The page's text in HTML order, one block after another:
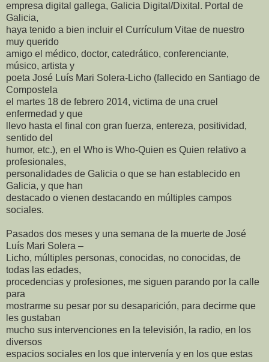
empresa digital gallega, Galicia Digital/Dixital. Portal de
Galicia,
haya tenido a bien incluir el Currículum Vitae de nuestro
muy querido
amigo el médico, doctor, catedrático, conferenciante,
músico, artista y
poeta José Luís Mari Solera-Licho (fallecido en Santiago de
Compostela
el martes 18 de febrero 2014, victima de una cruel
enfermedad y que
llevo hasta el final con gran fuerza, entereza, positividad,
sentido del
humor, etc.), en el Who is Who-Quien es Quien relativo a
profesionales,
personalidades de Galicia o que se han establecido en
Galicia, y que han
destacado o vienen destacando en múltiples campos
sociales.
Pasados dos meses y una semana de la muerte de José
Luís Mari Solera –
Licho, múltiples personas, conocidas, no conocidas, de
todas las edades,
procedencias y profesiones, me siguen parando por la calle
para
mostrarme su pesar por su desaparición, para decirme que
les gustaban
mucho sus intervenciones en la televisión, la radio, en los
diversos
espacios sociales en los que intervenía y en los que estas